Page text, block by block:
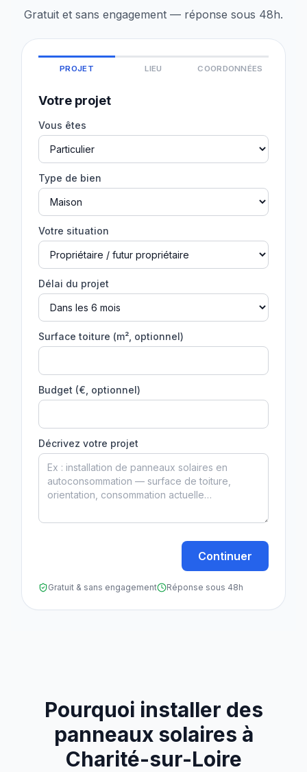
Gratuit et sans engagement — réponse sous 48h.
PROJET LIEU COORDONNÉES
Votre projet
Vous êtes
Type de bien
Votre situation
Délai du projet
Surface toiture (m², optionnel)
Budget (€, optionnel)
Décrivez votre projet
Continuer
Gratuit & sans engagement Réponse sous 48h
Pourquoi installer des
panneaux solaires à
Charité-sur-Loire